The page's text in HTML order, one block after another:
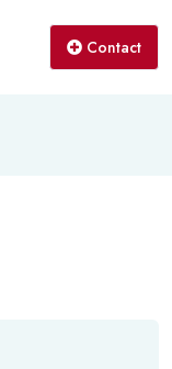
Contact